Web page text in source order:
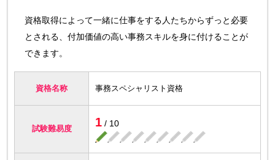
資格取得によって一緒に仕事をする人たちからずっと必要
とされる、付加価値の高い事務スキルを身に付けることが
できます。
資格名称 事務スペシャリスト資格
試験難易度 1 / 10